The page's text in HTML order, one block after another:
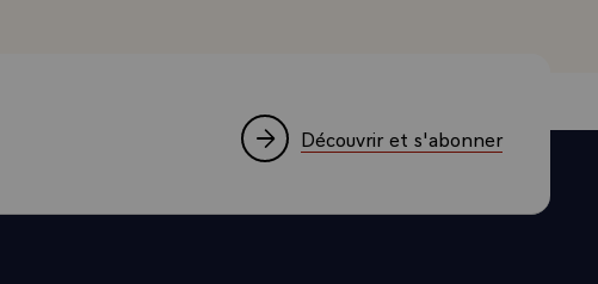
aventure dans
Découvrir et s'abonner